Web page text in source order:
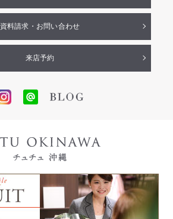
資料請求・お問い合わせ
来店予約